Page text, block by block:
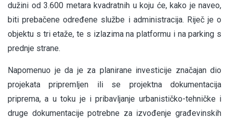
dužini od 3.600 metara kvadratnih u koju će, kako je naveo,
biti prebačene određene službe i administracija. Riječ je o
objektu s tri etaže, te s izlazima na platformu i na parking s
prednje strane.
Napomenuo je da je za planirane investicije značajan dio
projekata pripremljen ili se projektna dokumentacija
priprema, a u toku je i pribavljanje urbanističko-tehničke i
druge dokumentacije potrebne za izvođenje građevinskih